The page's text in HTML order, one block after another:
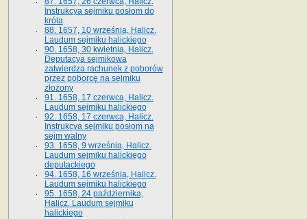
Instrukcya sejmiku posłom do
króla
88. 1657, 10 września, Halicz.
Laudum sejmiku halickiego
90. 1658, 30 kwietnia, Halicz.
Deputacya sejmikowa
zatwierdza rachunek z poborów
przez poborcę na sejmiku
złożony
91. 1658, 17 czerwca, Halicz.
Laudum sejmiku halickiego
92. 1658, 17 czerwca, Halicz.
Instrukcya sejmiku posłom na
sejm walny
93. 1658, 9 września, Halicz.
Laudum sejmiku halickiego
deputackiego
94. 1658, 16 września, Halicz.
Laudum sejmiku halickiego
95. 1658, 24 października,
Halicz. Laudum sejmiku
halickiego